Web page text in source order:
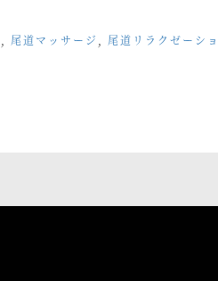
尾道マッサージ
尾道リラクゼーシ